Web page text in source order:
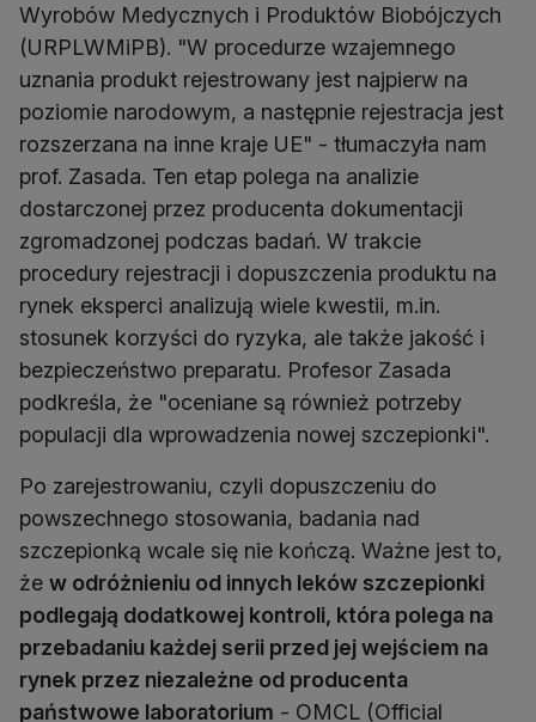
Wyrobów Medycznych i Produktów Biobójczych
(URPLWMiPB). "W procedurze wzajemnego
uznania produkt rejestrowany jest najpierw na
poziomie narodowym, a następnie rejestracja jest
rozszerzana na inne kraje UE" - tłumaczyła nam
prof. Zasada. Ten etap polega na analizie
dostarczonej przez producenta dokumentacji
zgromadzonej podczas badań. W trakcie
procedury rejestracji i dopuszczenia produktu na
rynek eksperci analizują wiele kwestii, m.in.
stosunek korzyści do ryzyka, ale także jakość i
bezpieczeństwo preparatu. Profesor Zasada
podkreśla, że "oceniane są również potrzeby
populacji dla wprowadzenia nowej szczepionki".
Po zarejestrowaniu, czyli dopuszczeniu do
powszechnego stosowania, badania nad
szczepionką wcale się nie kończą. Ważne jest to,
że w odróżnieniu od innych leków szczepionki
podlegają dodatkowej kontroli, która polega na
przebadaniu każdej serii przed jej wejściem na
rynek przez niezależne od producenta
państwowe laboratorium - OMCL (Official